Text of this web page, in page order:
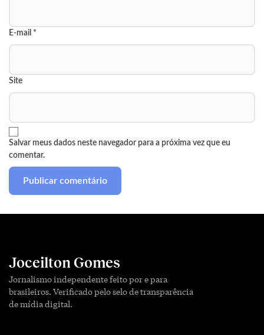
E-mail *
Site
Salvar meus dados neste navegador para a próxima vez que eu
comentar.
Joceilton Gomes
Jornalismo independente feito por e para
brasileiros. Verificado pelo selo de transparência
de mídia digital.